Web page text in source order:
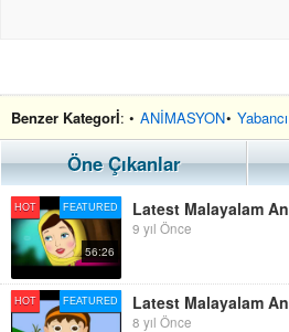
Benzer Kategorİ: • ANİMASYON•
Öne Çıkanlar
HOT FEATURED
56:26
9 yıl Önce
HOT FEATURED
8 yıl Önce